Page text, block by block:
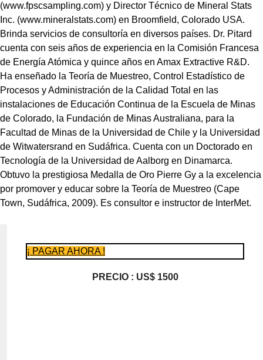
(www.fpscsampling.com) y Director Técnico de Mineral Stats
Inc. (www.mineralstats.com) en Broomfield, Colorado USA.
Brinda servicios de consultoría en diversos países. Dr. Pitard
cuenta con seis años de experiencia en la Comisión Francesa
de Energía Atómica y quince años en Amax Extractive R&D.
Ha enseñado la Teoría de Muestreo, Control Estadístico de
Procesos y Administración de la Calidad Total en las
instalaciones de Educación Continua de la Escuela de Minas
de Colorado, la Fundación de Minas Australiana, para la
Facultad de Minas de la Universidad de Chile y la Universidad
de Witwatersrand en Sudáfrica. Cuenta con un Doctorado en
Tecnología de la Universidad de Aalborg en Dinamarca.
Obtuvo la prestigiosa Medalla de Oro Pierre Gy a la excelencia
por promover y educar sobre la Teoría de Muestreo (Cape
Town, Sudáfrica, 2009). Es consultor e instructor de InterMet.
¡ PAGAR AHORA !
PRECIO : US$ 1500